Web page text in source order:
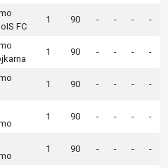
FC
1 90 - - - -
1 90 - - - -
1 90 - - - -
1 90 - - - -
1 90 - - - -